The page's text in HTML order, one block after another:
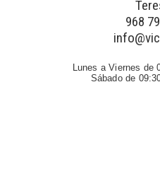
968
Lunes a Viernes de
Sábado de